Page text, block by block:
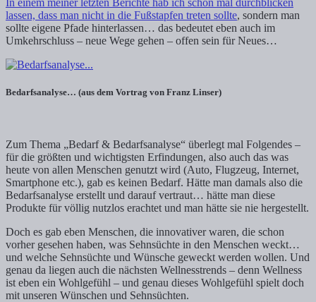
In einem meiner letzten Berichte hab ich schon mal durchblicken
lassen, dass man nicht in die Fußstapfen treten sollte, sondern man
sollte eigene Pfade hinterlassen… das bedeutet eben auch im
Umkehrschluss – neue Wege gehen – offen sein für Neues…
Bedarfsanalyse… (aus dem Vortrag von Franz Linser)
Zum Thema „Bedarf & Bedarfsanalyse“ überlegt mal Folgendes –
für die größten und wichtigsten Erfindungen, also auch das was
heute von allen Menschen genutzt wird (Auto, Flugzeug, Internet,
Smartphone etc.), gab es keinen Bedarf. Hätte man damals also die
Bedarfsanalyse erstellt und darauf vertraut… hätte man diese
Produkte für völlig nutzlos erachtet und man hätte sie nie hergestellt.
Doch es gab eben Menschen, die innovativer waren, die schon
vorher gesehen haben, was Sehnsüchte in den Menschen weckt…
und welche Sehnsüchte und Wünsche geweckt werden wollen. Und
genau da liegen auch die nächsten Wellnesstrends – denn Wellness
ist eben ein Wohlgefühl – und genau dieses Wohlgefühl spielt doch
mit unseren Wünschen und Sehnsüchten.